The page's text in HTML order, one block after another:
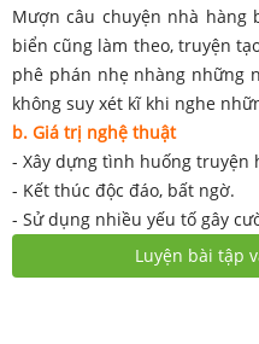
Mượn câu chuyện nhà hàng
biển cũng làm theo, truyện
phê phán nhẹ nhàng những
không suy xét kĩ khi nghe
b. Giá trị nghệ thuật
- Xây dựng tình huống truyện
- Kết thúc độc đáo, bất ngờ.
- Sử dụng nhiều yếu tố gây
Luyện bài tập